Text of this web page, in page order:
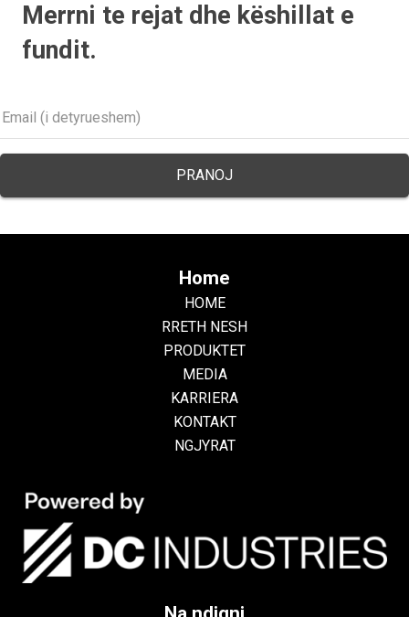
Merrni te rejat dhe këshillat e
fundit.
Home
HOME
RRETH NESH
PRODUKTET
MEDIA
KARRIERA
KONTAKT
NGJYRAT